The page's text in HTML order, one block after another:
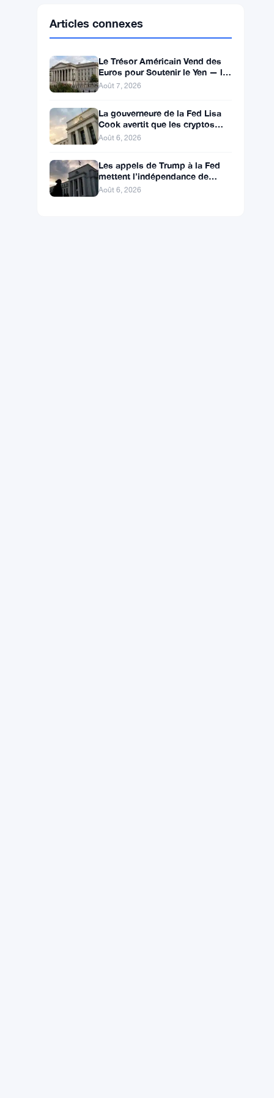
SolanaSOL $72.6559 ▼ -1.82%
XRPXRP $1.0363
Le Trésor Américain Vend des